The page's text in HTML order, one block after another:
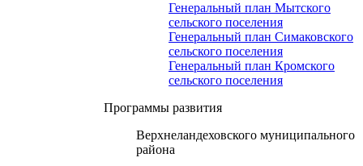
Генеральный план Мытского
сельского поселения
Генеральный план Симаковского
сельского поселения
Генеральный план Кромского
сельского поселения
Программы развития
Верхнеландеховского муниципального
района